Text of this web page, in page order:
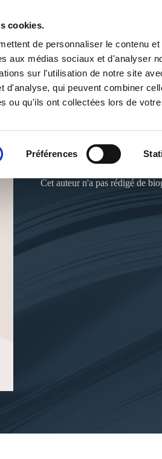
cookies.
de personnaliser le contenu
aux médias sociaux et d'analyser
sur l'utilisation de notre site
d'analyse, qui peuvent combiner
ou qu'ils ont collectées lors de
Préférences
PUBLIER UN LIVRE
AUDREY R
Cet auteur n'a pas rédigé de